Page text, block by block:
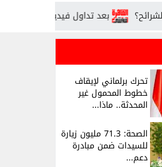
بعد تداول فيديو الاستغاثة.. ضبط
تحرك برلماني لإيقاف
خطوط المحمول غير
المحدثة.. ماذا...
الصحة: 71.3 مليون زيارة
للسيدات ضمن مبادرة
دعم...